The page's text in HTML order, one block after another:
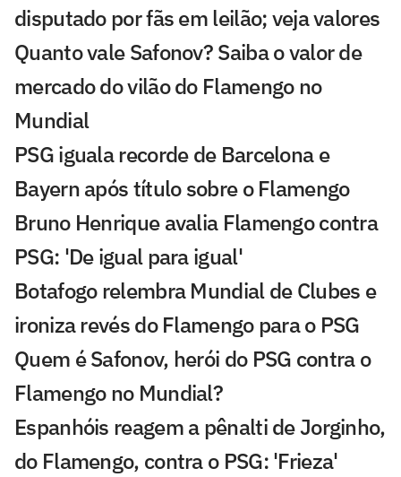
disputado por fãs em leilão; veja valores
Quanto vale Safonov? Saiba o valor de
mercado do vilão do Flamengo no
Mundial
PSG iguala recorde de Barcelona e
Bayern após título sobre o Flamengo
Bruno Henrique avalia Flamengo contra
PSG: 'De igual para igual'
Botafogo relembra Mundial de Clubes e
ironiza revés do Flamengo para o PSG
Quem é Safonov, herói do PSG contra o
Flamengo no Mundial?
Espanhóis reagem a pênalti de Jorginho,
do Flamengo, contra o PSG: 'Frieza'